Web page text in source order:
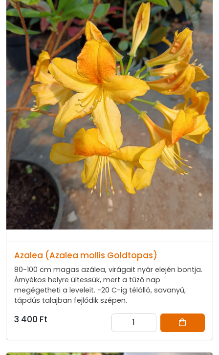
Azalea (Azalea mollis Goldtopas)
80-100 cm magas azálea, virágait nyár elején bontja.
Árnyékos helyre ültessük, mert a tűző nap
megégetheti a leveleit. -20 C-ig télálló, savanyú,
tápdús talajban fejlődik szépen.
3 400 Ft